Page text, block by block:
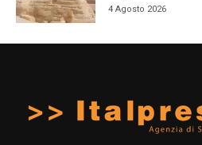
4 Agosto 2026